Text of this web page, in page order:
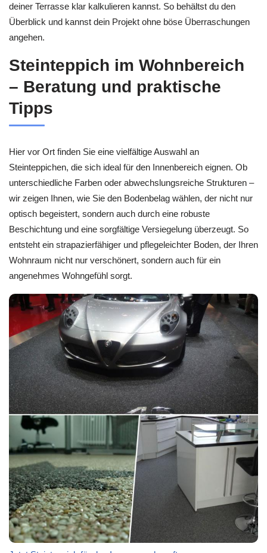
deiner Terrasse klar kalkulieren kannst. So behältst du den
Überblick und kannst dein Projekt ohne böse Überraschungen
angehen.
Steinteppich im Wohnbereich
– Beratung und praktische
Tipps
Hier vor Ort finden Sie eine vielfältige Auswahl an
Steinteppichen, die sich ideal für den Innenbereich eignen. Ob
unterschiedliche Farben oder abwechslungsreiche Strukturen –
wir zeigen Ihnen, wie Sie den Bodenbelag wählen, der nicht nur
optisch begeistert, sondern auch durch eine robuste
Beschichtung und eine sorgfältige Versiegelung überzeugt. So
entsteht ein strapazierfähiger und pflegeleichter Boden, der Ihren
Wohnraum nicht nur verschönert, sondern auch für ein
angenehmes Wohngefühl sorgt.